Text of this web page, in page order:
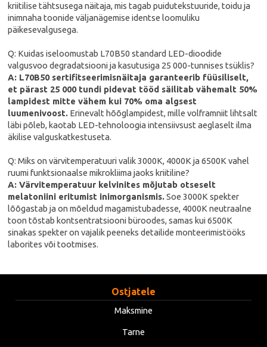
kriitilise tähtsusega näitaja, mis tagab puidutekstuuride, toidu ja
inimnaha toonide väljanägemise identse loomuliku
päikesevalgusega.
Q: Kuidas iseloomustab L70B50 standard LED-dioodide
valgusvoo degradatsiooni ja kasutusiga 25 000-tunnises tsüklis?
A: L70B50 sertifitseerimisnäitaja garanteerib füüsiliselt,
et pärast 25 000 tundi pidevat tööd säilitab vähemalt 50%
lampidest mitte vähem kui 70% oma algsest
luumenivoost. Erinevalt hõõglampidest, mille volframniit lihtsalt
läbi põleb, kaotab LED-tehnoloogia intensiivsust aeglaselt ilma
äkilise valguskatkestuseta.
Q: Miks on värvitemperatuuri valik 3000K, 4000K ja 6500K vahel
ruumi funktsionaalse mikrokliima jaoks kriitiline?
A: Värvitemperatuur kelvinites mõjutab otseselt
melatoniini eritumist inimorganismis.Soe 3000K spekter
lõõgastab ja on mõeldud magamistubadesse, 4000K neutraalne
toon tõstab kontsentratsiooni büroodes, samas kui 6500K
sinakas spekter on vajalik peeneks detailide monteerimistööks
laborites või tootmises.
Ostjatele
Maksmine
Tarne